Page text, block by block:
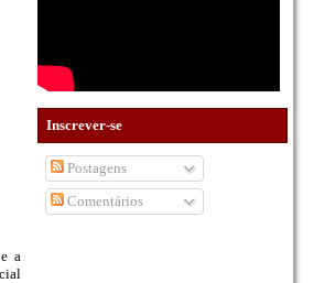
a
Inscrever-se
Postagens
Comentários